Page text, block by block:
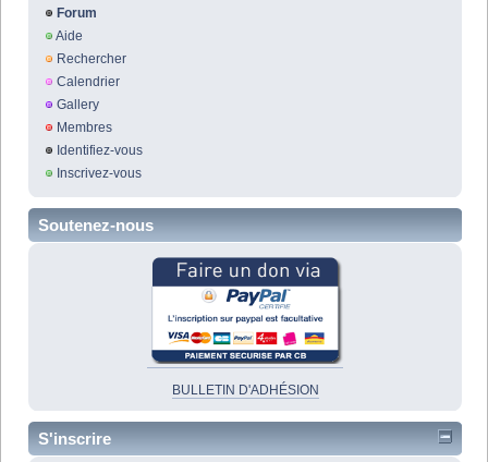
Forum
Aide
Rechercher
Calendrier
Gallery
Membres
Identifiez-vous
Inscrivez-vous
Soutenez-nous
BULLETIN D'ADHÉSION
S'inscrire